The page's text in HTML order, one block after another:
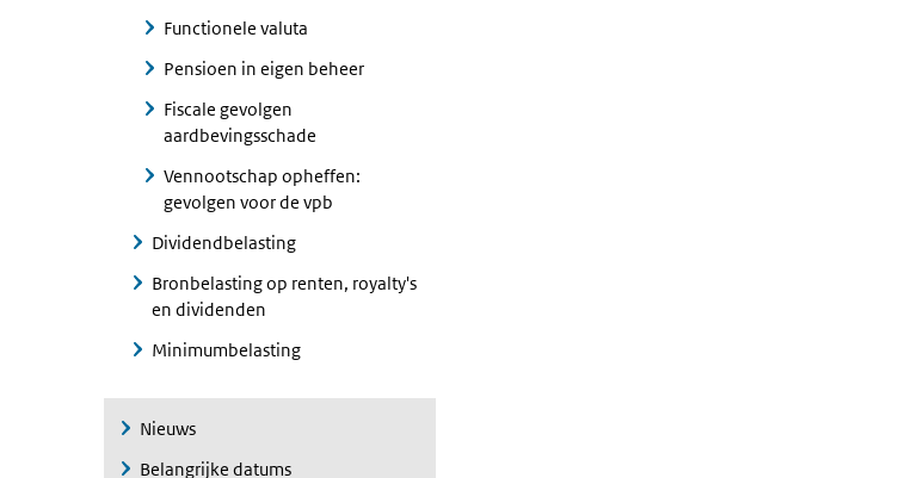
Functionele valuta
Pensioen in eigen beheer
Fiscale gevolgen
aardbevingsschade
Vennootschap opheffen:
gevolgen voor de vpb
Dividendbelasting
Bronbelasting op renten, royalty's
en dividenden
Minimumbelasting
Nieuws
Belangrijke datums